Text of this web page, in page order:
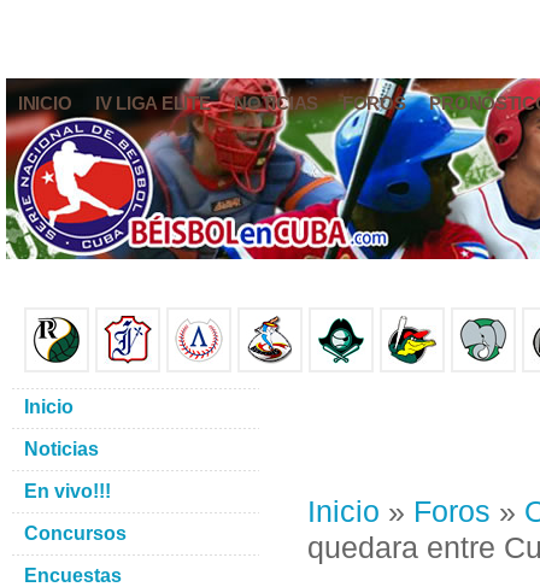
INICIO IV LIGA ELITE NOTICIAS FOROS
Inicio » Foros »
quedara entre
Inicio
Noticias
En vivo!!!
Concursos
Encuestas